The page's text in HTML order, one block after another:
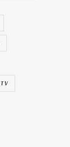
TV